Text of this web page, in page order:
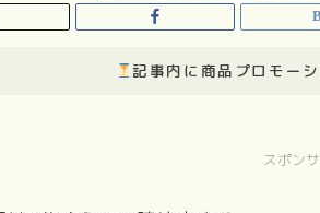
記事内に商品プロモー
スポン